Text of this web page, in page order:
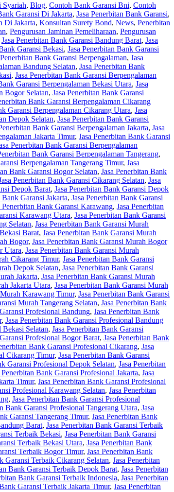
Syariah, Blog, Contoh Bank Garansi Bni, Contoh
Garansi Di Jakarta, Jasa Penerbitan Bank Garansi,
Di Jakarta, Konsultan Surety Bond, News, Penerbitan
, Pengurusan Jaminan Pemeliharaan, Pengurusan
Jasa Penerbitan Bank Garansi Bandung Barat, Jasa
Garansi Bekasi, Jasa Penerbitan Bank Garansi
Bank Garansi Berpengalaman, Jasa
Bandung Selatan, Jasa Penerbitan Bank
, Jasa Penerbitan Bank Garansi Berpengalaman
Garansi Berpengalaman Bekasi Utara, Jasa
Bogor Selatan, Jasa Penerbitan Bank Garansi
Bank Garansi Berpengalaman Cikarang
Garansi Berpengalaman Cikarang Utara, Jasa
Depok Selatan, Jasa Penerbitan Bank Garansi
Bank Garansi Berpengalaman Jakarta, Jasa
Jakarta Timur, Jasa Penerbitan Bank Garansi
Penerbitan Bank Garansi Berpengalaman
Bank Garansi Berpengalaman Tangerang,
Berpengalaman Tangerang Timur, Jasa
Bank Garansi Bogor Selatan, Jasa Penerbitan Bank
Penerbitan Bank Garansi Cikarang Selatan, Jasa
Depok Barat, Jasa Penerbitan Bank Garansi Depok
Bank Garansi Jakarta, Jasa Penerbitan Bank Garansi
Penerbitan Bank Garansi Karawang, Jasa Penerbitan
Karawang Utara, Jasa Penerbitan Bank Garansi
Selatan, Jasa Penerbitan Bank Garansi Murah
Barat, Jasa Penerbitan Bank Garansi Murah
Bogor, Jasa Penerbitan Bank Garansi Murah Bogor
Utara, Jasa Penerbitan Bank Garansi Murah
Cikarang Timur, Jasa Penerbitan Bank Garansi
Depok Selatan, Jasa Penerbitan Bank Garansi
Jakarta, Jasa Penerbitan Bank Garansi Murah
Jakarta Utara, Jasa Penerbitan Bank Garansi Murah
Karawang Timur, Jasa Penerbitan Bank Garansi
Murah Tangerang Selatan, Jasa Penerbitan Bank
Profesional Bandung, Jasa Penerbitan Bank
, Jasa Penerbitan Bank Garansi Profesional Bandung
Bekasi Selatan, Jasa Penerbitan Bank Garansi
Profesional Bogor Barat, Jasa Penerbitan Bank
Bank Garansi Profesional Cikarang, Jasa
Cikarang Timur, Jasa Penerbitan Bank Garansi
Garansi Profesional Depok Selatan, Jasa Penerbitan
Penerbitan Bank Garansi Profesional Jakarta, Jasa
Timur, Jasa Penerbitan Bank Garansi Profesional
Profesional Karawang Selatan, Jasa Penerbitan
, Jasa Penerbitan Bank Garansi Profesional
Bank Garansi Profesional Tangerang Utara, Jasa
Garansi Tangerang Timur, Jasa Penerbitan Bank
Barat, Jasa Penerbitan Bank Garansi Terbaik
Terbaik Bekasi, Jasa Penerbitan Bank Garansi
Terbaik Bekasi Utara, Jasa Penerbitan Bank
Terbaik Bogor Timur, Jasa Penerbitan Bank
Garansi Terbaik Cikarang Selatan, Jasa Penerbitan
Bank Garansi Terbaik Depok Barat, Jasa Penerbitan
Bank Garansi Terbaik Indonesia, Jasa Penerbitan
Garansi Terbaik Jakarta Timur, Jasa Penerbitan